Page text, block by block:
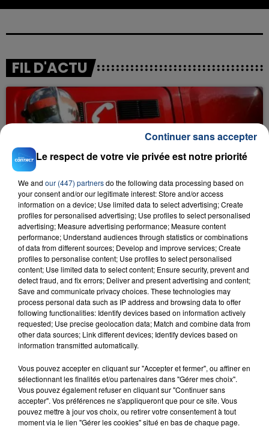
FIL D'ACTU
23 juillet 2026
INCENDIE MORTEL À LENS : UNE FEMME ET
SON BÉBÉ ENTRE LA VIE ET LA...
Un homme s'est immolé par le feu après avoir
aspergé sa compagne et leur bébé de trois mois
d'un liquide inflammable.
20 juillet 2026
UNE ADOLESCENTE DEVANT SE FAIRE
OPÉRER DE LA CHEVILLE RESSORT DE LA...
La famille a porté plainte contre la clinique qui a
reconnu sa responsabilité et présenté ses
excuses.
TITRES DIFFUSÉS
Le respect de votre vie privée est notre priorité
We and our (447) partnersdo the following data processing based on
your consent and/or our legitimate interest: Store and/or access
information on a device; Use limited data to select advertising; Create
profiles for personalised advertising; Use profiles to select personalised
advertising; Measure advertising performance; Measure content
performance; Understand audiences through statistics or combinations
of data from different sources; Develop and improve services; Create
profiles to personalise content; Use profiles to select personalised
content; Use limited data to select content; Ensure security, prevent and
detect fraud, and fix errors; Deliver and present advertising and content;
Save and communicate privacy choices. These technologies may
process personal data such as IP address and browsing data to offer
following functionalities: Identify devices based on information actively
requested; Use precise geolocation data; Match and combine data from
other data sources; Link different devices; Identify devices based on
information transmitted automatically.
Vous pouvez accepter en cliquant sur "Accepter et fermer", ou affiner en
sélectionnant les finalités et/ou partenaires dans "Gérer mes choix".
Vous pouvez également refuser en cliquant sur "Continuer sans
accepter". Vos préférences ne s'appliqueront que pour ce site. Vous
pouvez mettre à jour vos choix, ou retirer votre consentement à tout
moment via le lien "Gérer les cookies" situé en bas de chaque page.
Continuer sans accepter